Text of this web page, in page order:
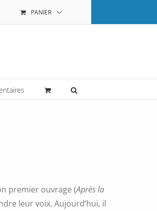
PANIER
premier ouvrage (Après la
leur voix. Aujourd’hui, il